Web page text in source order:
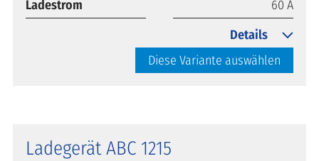
Ladestrom 60 A
Diese Variante auswählen
Details
Ladegerät ABC 1215